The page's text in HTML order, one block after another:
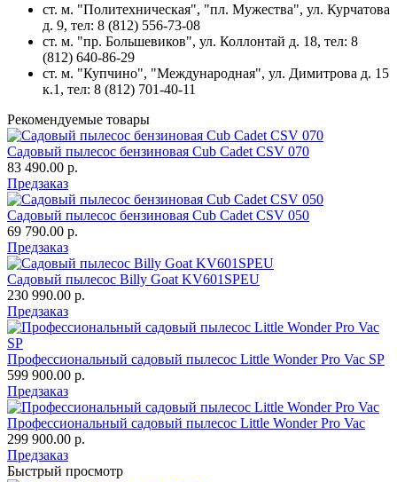
ст. м. "Политехническая", "пл. Мужества", ул. Курчатова
д. 9, тел: 8 (812) 556-73-08
ст. м. "пр. Большевиков", ул. Коллонтай д. 18, тел: 8
(812) 640-86-29
ст. м. "Купчино", "Международная", ул. Димитрова д. 15
к.1 , тел: 8 (812) 701-40-11
Рекомендуемые товары
Садовый пылесос бензиновая Cub Cadet CSV 070
83 490.00 р.
Предзаказ
Садовый пылесос бензиновая Cub Cadet CSV 050
69 790.00 р.
Предзаказ
Садовый пылесос Billy Goat KV601SPEU
230 990.00 р.
Предзаказ
Профессиональный садовый пылесос Little Wonder Pro Vac SP
599 900.00 р.
Предзаказ
Профессиональный садовый пылесос Little Wonder Pro Vac
299 900.00 р.
Предзаказ
Быстрый просмотр